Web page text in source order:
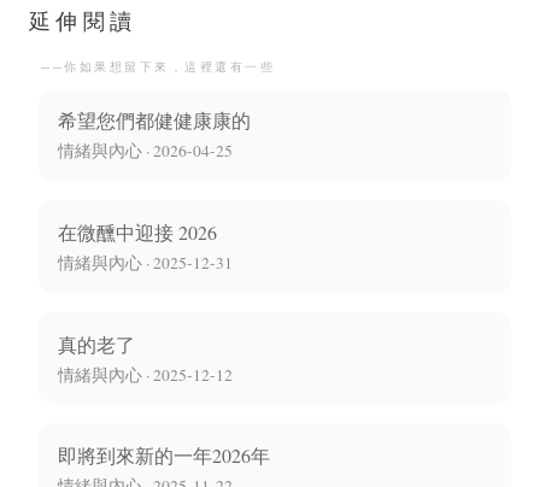
延伸閱讀
──你如果想留下來，這裡還有一些
希望您們都健健康康的
情緒與內心 · 2026-04-25
在微醺中迎接 2026
情緒與內心 · 2025-12-31
真的老了
情緒與內心 · 2025-12-12
即將到來新的一年2026年